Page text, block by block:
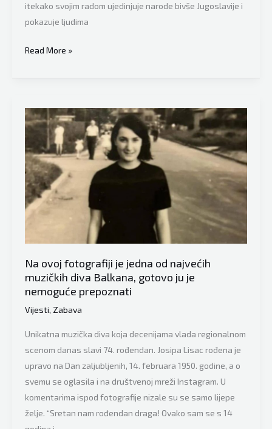
itekako svojim radom ujedinjuje narode bivše Jugoslavije i
pokazuje ljudima
Umjetnik
Srbije
Balkan:
Stefan
Simić
nakon
što
je
očarao
po
Hrvatskoj!
Read More »
Na ovoj fotografiji je jedna od najvećih
muzičkih diva Balkana, gotovo ju je
nemoguće prepoznati
Vijesti, Zabava
Unikatna muzička diva koja decenijama vlada regionalnom
scenom danas slavi 74. rođendan. Josipa Lisac rođena je
upravo na Dan zaljubljenih, 14. februara 1950. godine, a o
svemu se oglasila i na društvenoj mreži Instagram. U
komentarima ispod fotografije nizale su se samo lijepe
želje. “Sretan nam rođendan draga! Ovako sam se s 14